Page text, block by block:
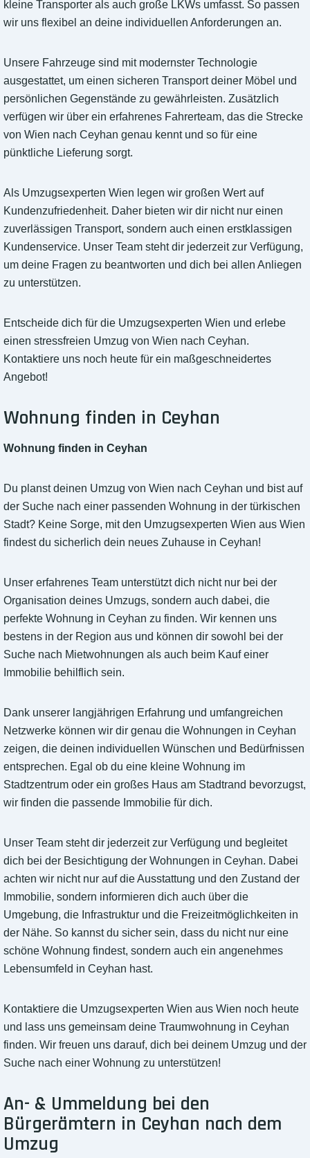
kleine Transporter als auch große LKWs umfasst. So passen
wir uns flexibel an deine individuellen Anforderungen an.
Unsere Fahrzeuge sind mit modernster Technologie
ausgestattet, um einen sicheren Transport deiner Möbel und
persönlichen Gegenstände zu gewährleisten. Zusätzlich
verfügen wir über ein erfahrenes Fahrerteam, das die Strecke
von Wien nach Ceyhan genau kennt und so für eine
pünktliche Lieferung sorgt.
Als Umzugsexperten Wien legen wir großen Wert auf
Kundenzufriedenheit. Daher bieten wir dir nicht nur einen
zuverlässigen Transport, sondern auch einen erstklassigen
Kundenservice. Unser Team steht dir jederzeit zur Verfügung,
um deine Fragen zu beantworten und dich bei allen Anliegen
zu unterstützen.
Entscheide dich für die Umzugsexperten Wien und erlebe
einen stressfreien Umzug von Wien nach Ceyhan.
Kontaktiere uns noch heute für ein maßgeschneidertes
Angebot!
Wohnung finden in Ceyhan
Wohnung finden in Ceyhan
Du planst deinen Umzug von Wien nach Ceyhan und bist auf
der Suche nach einer passenden Wohnung in der türkischen
Stadt? Keine Sorge, mit den Umzugsexperten Wien aus Wien
findest du sicherlich dein neues Zuhause in Ceyhan!
Unser erfahrenes Team unterstützt dich nicht nur bei der
Organisation deines Umzugs, sondern auch dabei, die
perfekte Wohnung in Ceyhan zu finden. Wir kennen uns
bestens in der Region aus und können dir sowohl bei der
Suche nach Mietwohnungen als auch beim Kauf einer
Immobilie behilflich sein.
Dank unserer langjährigen Erfahrung und umfangreichen
Netzwerke können wir dir genau die Wohnungen in Ceyhan
zeigen, die deinen individuellen Wünschen und Bedürfnissen
entsprechen. Egal ob du eine kleine Wohnung im
Stadtzentrum oder ein großes Haus am Stadtrand bevorzugst,
wir finden die passende Immobilie für dich.
Unser Team steht dir jederzeit zur Verfügung und begleitet
dich bei der Besichtigung der Wohnungen in Ceyhan. Dabei
achten wir nicht nur auf die Ausstattung und den Zustand der
Immobilie, sondern informieren dich auch über die
Umgebung, die Infrastruktur und die Freizeitmöglichkeiten in
der Nähe. So kannst du sicher sein, dass du nicht nur eine
schöne Wohnung findest, sondern auch ein angenehmes
Lebensumfeld in Ceyhan hast.
Kontaktiere die Umzugsexperten Wien aus Wien noch heute
und lass uns gemeinsam deine Traumwohnung in Ceyhan
finden. Wir freuen uns darauf, dich bei deinem Umzug und der
Suche nach einer Wohnung zu unterstützen!
An- & Ummeldung bei den
Bürgerämtern in Ceyhan nach dem
Umzug